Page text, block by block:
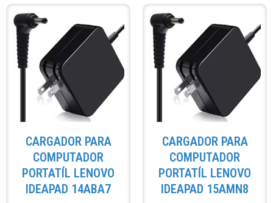
CARGADOR PARA
COMPUTADOR
PORTATÍL LENOVO
IDEAPAD 14ABA7
CARGADOR PARA
COMPUTADOR
PORTATÍL LENOVO
IDEAPAD 15AMN8